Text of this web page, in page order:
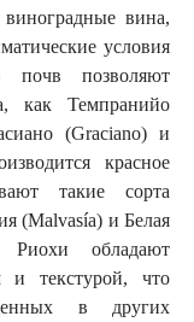
вина,
условия
почв позволяют
как Темпранийо
(Graciano) и
красное
такие сорта
(Malvasía) и Белая
Риохи обладают
и текстурой, что
в других